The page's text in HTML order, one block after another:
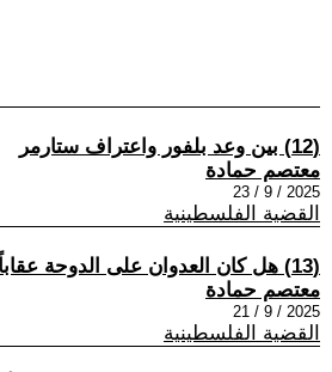
(12) بين وعد بلفور واعتراف ستارمر
معتصم حمادة
2025 / 9 / 23
القضية الفلسطينية
(13) هل كان العدوان على الدوحة عقاباً لقطر؟!
معتصم حمادة
2025 / 9 / 21
القضية الفلسطينية